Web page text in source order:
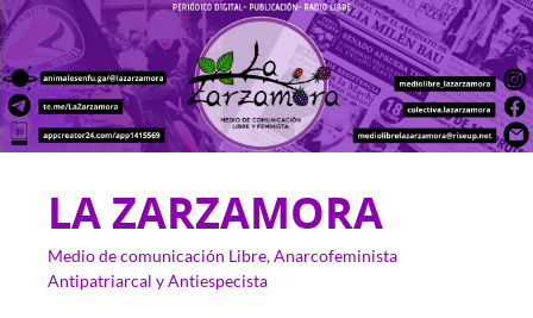
LA ZARZAMORA
Medio de comunicación Libre, Anarcofeminista
Antipatriarcal y Antiespecista